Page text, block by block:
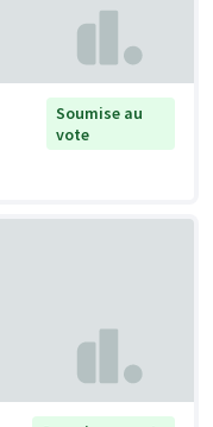
Soumise au
vote